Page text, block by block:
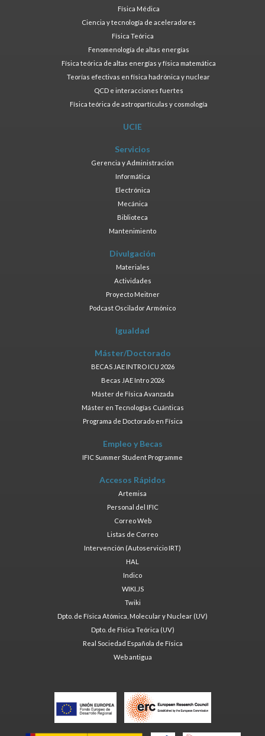
Física Médica
Ciencia y tecnología de aceleradores
Física Teórica
Fenomenología de altas energías
Física teórica de altas energías y física matemática
Teorías efectivas en física hadrónica y nuclear
QCD e interacciones fuertes
Física teórica de astropartículas y cosmología
UCIE
Servicios
Gerencia y Administración
Informática
Electrónica
Mecánica
Biblioteca
Mantenimiento
Divulgación
Materiales
Actividades
Proyecto Meitner
Podcast Oscilador Armónico
Igualdad
Máster/Doctorado
BECAS JAE INTRO ICU 2026
Becas JAE Intro 2026
Máster de Física Avanzada
Máster en Tecnologías Cuánticas
Programa de Doctorado en Física
Empleo y Becas
IFIC Summer Student Programme
Accesos Rápidos
Artemisa
Personal del IFIC
Correo Web
Listas de Correo
Intervención (Autoservicio IRT)
HAL
Indico
WIKI.JS
Twiki
Dpto. de Física Atómica, Molecular y Nuclear (UV)
Dpto. de Física Teórica (UV)
Real Sociedad Española de Física
Web antigua